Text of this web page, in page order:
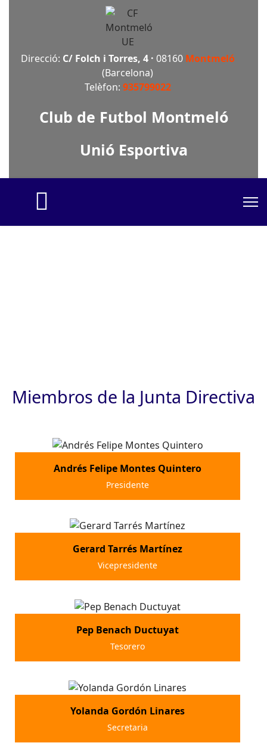
Direcció: C/ Folch i Torres, 4 · 08160 Montmeló
(Barcelona)
Telèfon: 935799022
Club de Futbol Montmeló
Unió Esportiva
Miembros de la Junta Directiva
Andrés Felipe Montes Quintero
Presidente
Gerard Tarrés Martínez
Vicepresidente
Pep Benach Ductuyat
Tesorero
Yolanda Gordón Linares
Secretaria